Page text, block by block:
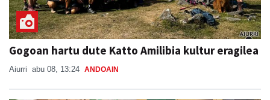
Gogoan hartu dute Katto Amilibia kultur eragilea
Aiurri abu 08, 13:24 ANDOAIN